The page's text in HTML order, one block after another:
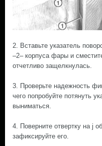
2. Вставьте указатель
–2– корпуса фары и
отчетливо защелкнулась.
3. Проверьте надежность
чего попробуйте потянуть
выниматься.
4. Поверните отвертку на ј
зафиксируйте его.